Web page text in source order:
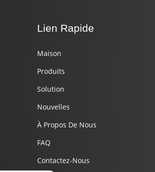
Lien Rapide
Maison
Produits
Solution
Nouvelles
À Propos De Nous
FAQ
Contactez-Nous